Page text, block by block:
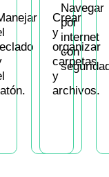
Crear
y
organizar
carpetas
y
archivos.
Navegar
por
internet
con